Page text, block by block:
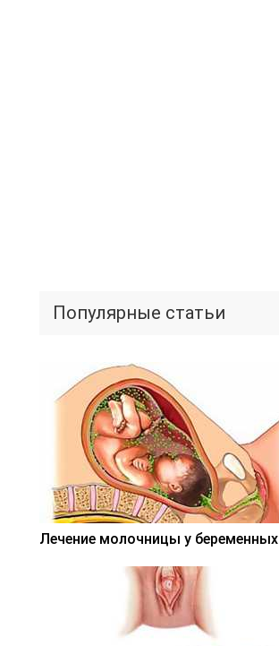
Популярные статьи
Лечение молочницы у беременных